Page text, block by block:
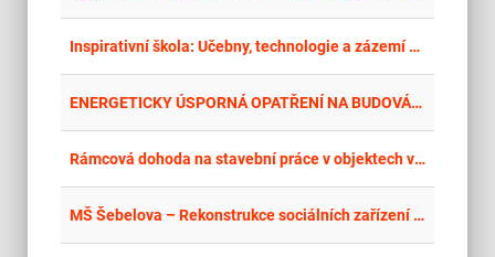
Inspirativní škola: Učebny, technologie a zázemí pro každého žáka – stavební práce
ENERGETICKY ÚSPORNÁ OPATŘENÍ NA BUDOVÁCH KAMPUSU A ŘEŠENÍ JEJICH BEZBARIÉROVOSTI
Rámcová dohoda na stavební práce v objektech ve správě MČ Brno-střed
MŠ Šebelova – Rekonstrukce sociálních zařízení včetně výměny instalací vody a kanalizace